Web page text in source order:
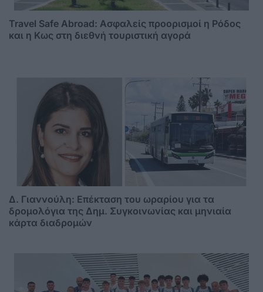
Travel Safe Abroad: Ασφαλείς προορισμοί η Ρόδος
και η Κως στη διεθνή τουριστική αγορά
Δ. Γιαννούλη: Επέκταση του ωραρίου για τα
δρομολόγια της Δημ. Συγκοινωνίας και μηνιαία
κάρτα διαδρομών